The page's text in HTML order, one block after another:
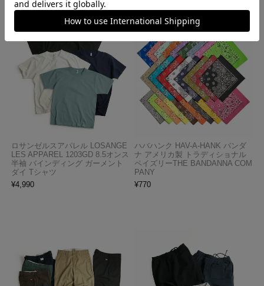
ロサンゼルスアパレル LOSANGE
LES APPAREL 1203GD 8.5オンス
半袖 バインディング ガーメント
ダイ Tシャツ
¥4,990
ハバハンク HAV-A-HANK バンダ
ナ アメリカ製 トラディショナル
ペイズリーTHE BANDANNA COM
PANY
¥770